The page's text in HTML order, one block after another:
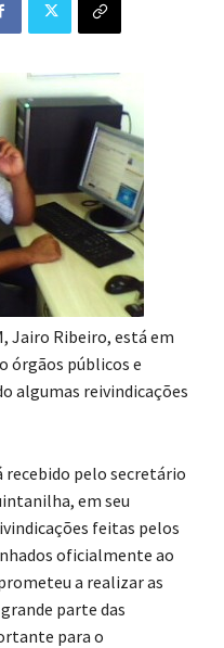
Jairo Ribeiro, está em
órgãos públicos e
algumas reivindicações
recebido pelo secretário
em seu
feitas pelos
oficialmente ao
a realizar as
parte das
para o